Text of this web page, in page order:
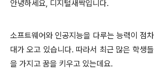
안녕하세요, 디지털새싹입니다.
소프트웨어와 인공지능을 다루는 능력이점
대가 오고 있습니다. 따라서 최근 많은 학생
을 가지고 꿈을 키우고 있는데요.